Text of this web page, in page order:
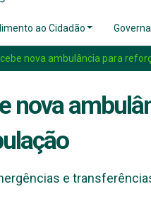
ao Cidadão
nova ambulância para
nova
e